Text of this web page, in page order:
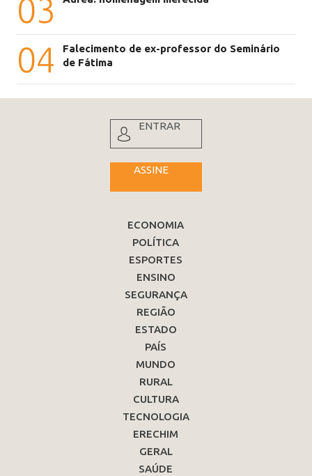
03
04
Falecimento de ex-professor do Seminário
de Fátima
ENTRAR
ASSINE
ECONOMIA
POLÍTICA
ESPORTES
ENSINO
SEGURANÇA
REGIÃO
ESTADO
PAÍS
MUNDO
RURAL
CULTURA
TECNOLOGIA
ERECHIM
GERAL
SAÚDE